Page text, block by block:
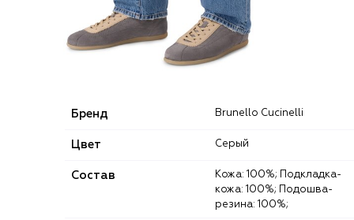
Бренд Brunello Cucinelli
Цвет Серый
Состав
Кожа: 100%; Подкладка-
кожа: 100%; Подошва-
резина: 100%;